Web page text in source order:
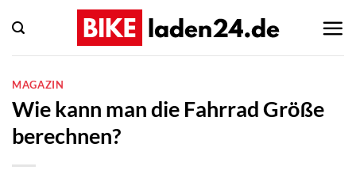
Inhalt
springen
MAGAZIN
Wie kann man die Fahrrad Größe
berechnen?